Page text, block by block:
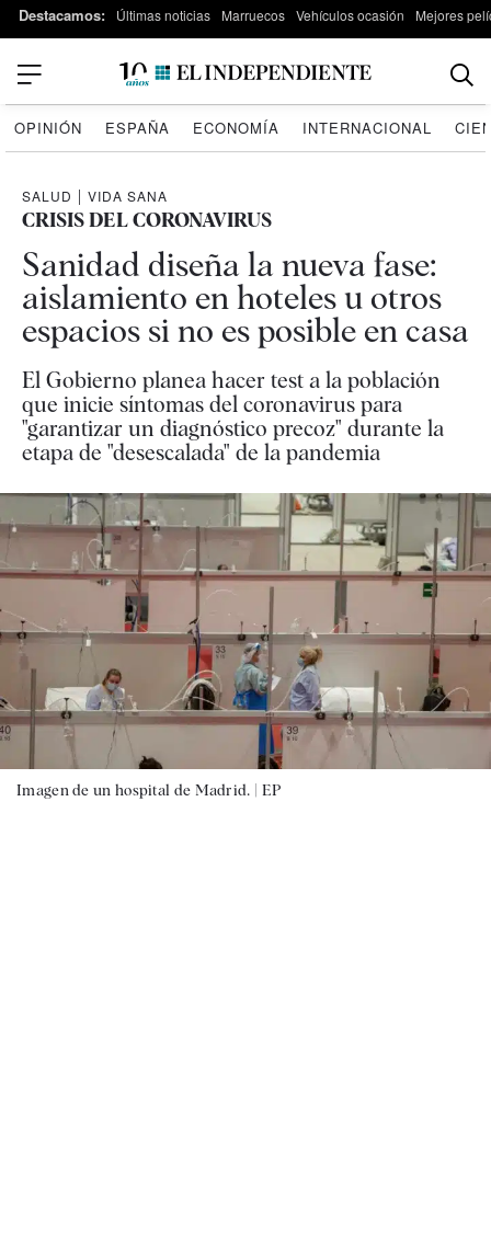
Destacamos: Últimas noticias Marruecos Vehículos ocasión Mejores
OPINIÓN ESPAÑA ECONOMÍA INTERNACIONAL
SALUD | VIDA SANA
CRISIS DEL CORONAVIRUS
Sanidad diseña la nueva fase:
aislamiento en hoteles u otros
espacios si no es posible en casa
El Gobierno planea hacer test a la población
que inicie síntomas del coronavirus para
"garantizar un diagnóstico precoz" durante la
etapa de "desescalada" de la pandemia
Imagen de un hospital de Madrid. | EP